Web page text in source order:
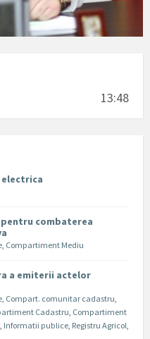
13:48
pentru combaterea
, Compartiment Mediu
a emiterii actelor
, Compart. comunitar cadastru,
Cadastru, Compartiment
, Informatii publice, Registru Agricol,